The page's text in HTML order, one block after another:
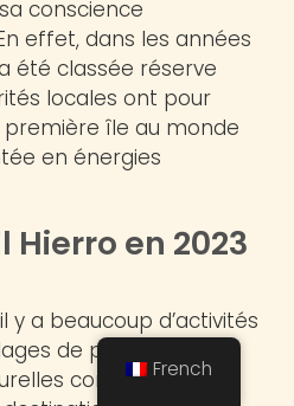
conscience
effet, dans les années
a été classée réserve
locales ont pour
première île au monde
en énergies
Hierro en 2023
y a beaucoup d’activités
de pêcheurs,
comme celle de
French